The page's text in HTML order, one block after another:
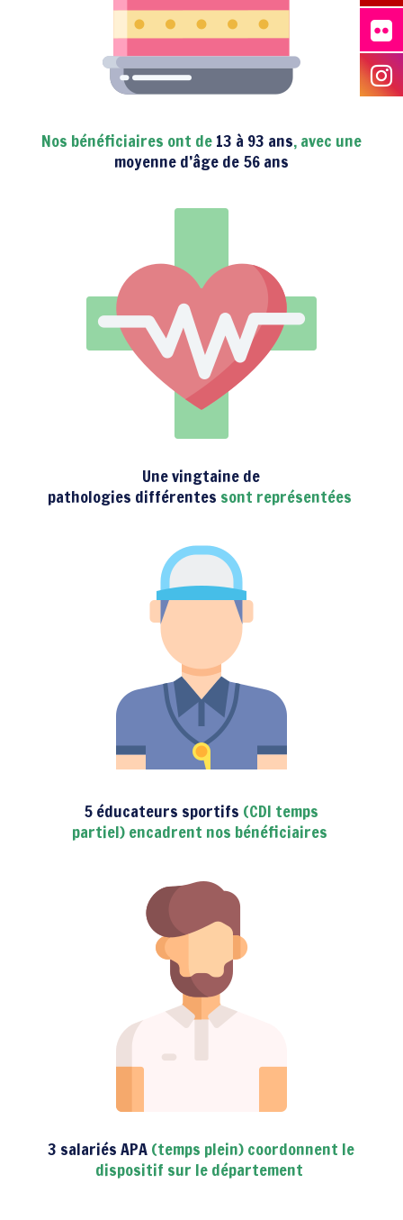
Nos bénéficiaires ont de13 à 93 ans, avec une
moyenne d’âge de 56 ans
Une vingtaine de
pathologies différentes sont représentées
5 éducateurs sportifs (CDI temps
partiel) encadrent nos bénéficiaires
3 salariés APA(temps plein) coordonnent le
dispositif sur le département